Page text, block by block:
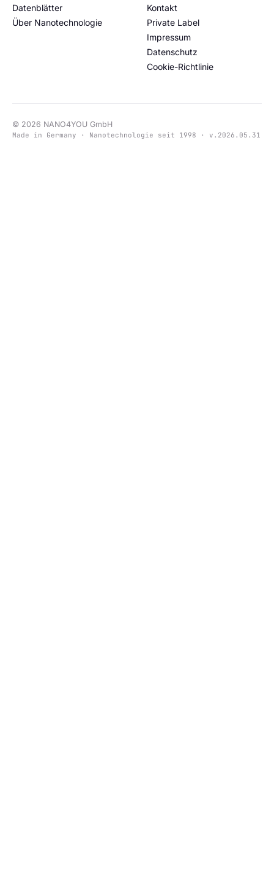
Datenblätter
Über Nanotechnologie
Kontakt
Private Label
Impressum
Datenschutz
Cookie-Richtlinie
© 2026 NANO4YOU GmbH
Made in Germany · Nanotechnologie seit 1998 · v.2026.05.31